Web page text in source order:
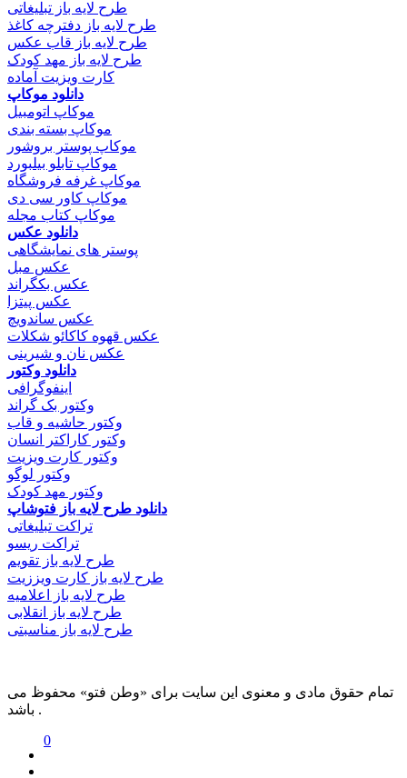
طرح لایه باز تبلیغاتی
طرح لایه باز دفترچه کاغذ
طرح لایه باز قاب عکس
طرح لایه باز مهد کودک
کارت ویزیت آماده
دانلود موکاپ
موکاپ اتومبیل
موکاپ بسته بندی
موکاپ پوستر بروشور
موکاپ تابلو بیلبورد
موکاپ غرفه فروشگاه
موکاپ کاور سی دی
موکاپ کتاب مجله
دانلود عکس
پوستر های نمایشگاهی
عکس مبل
عکس بکگراند
عکس پیتزا
عکس ساندویچ
عکس قهوه کاکائو شکلات
عکس نان و شیرینی
دانلود وکتور
اینفوگرافی
وکتور بک گراند
وکتور حاشیه و قاب
وکتور کاراکتر انسان
وکتور کارت ویزیت
وکتور لوگو
وکتور مهد کودک
دانلود طرح لایه باز فتوشاپ
تراکت تبلیغاتی
تراکت ریسو
طرح لایه باز تقویم
طرح لایه باز کارت ویززیت
طرح لایه باز اعلامیه
طرح لایه باز انقلابی
طرح لایه باز مناسبتی
تمام حقوق مادی و معنوی این سایت برای «وطن فتو» محفوظ می
باشد .
0